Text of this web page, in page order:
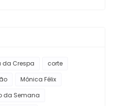
da Crespa
corte
Mônica Félix
da Semana